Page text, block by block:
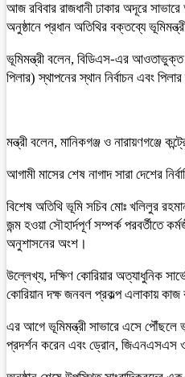
আজ রবিবার রাজধানী ঢাকার অদূরে
অনুষ্ঠানে প্রধান অতিথির বক্তব্যে
ভূমিমন্ত্রী বলেন, বিডিএস-এর আওতাভুক্ত
পিলার) স্থাপনের স্থান নির্বাচন এবং
মন্ত্রী বলেন, মানিকগঞ্জ ও নারায়ণগঞ্জে
আগামী মাসের শেষ নাগাদ সারা দেশের
বিশেষ অতিথি ভূমি সচিব মোঃ খলিলুর
জন্ম হওয়া সৌহার্দপূর্ণ সম্পর্ক
অনুশাসনের অংশ।
উল্লেখ্য, দক্ষিণ কোরিয়ার অত্যাধুনিক
কোরিয়ান দক্ষ জনবল প্রকল্প এলাকায়
এর আগে ভূমিমন্ত্রী সাভারে এসে পৌঁছলে
প্রদর্শন করেন এবং ড্রোন, জিএনএসএস ও